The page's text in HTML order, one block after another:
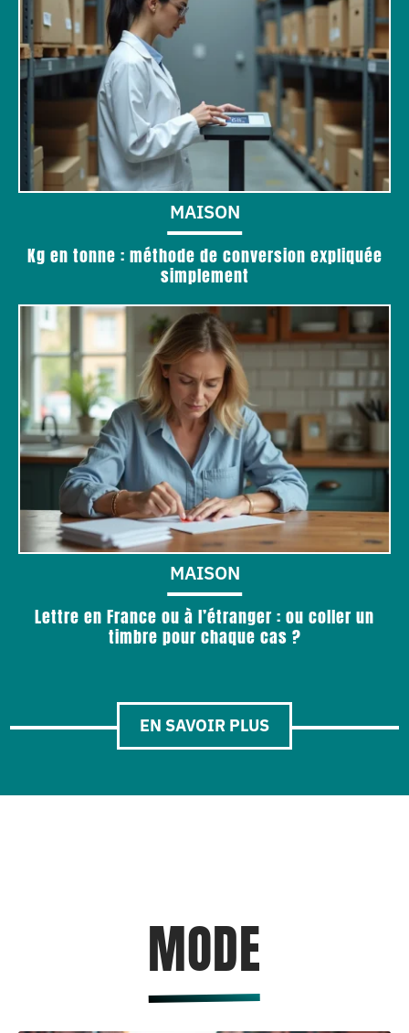
MAISON
Kg en tonne : méthode de conversion expliquée
simplement
MAISON
Lettre en France ou à l’étranger : ou coller un
timbre pour chaque cas ?
EN SAVOIR PLUS
MODE